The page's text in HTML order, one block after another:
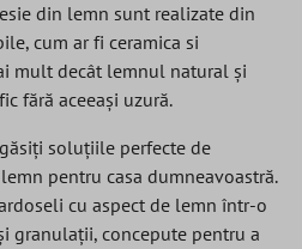
din lemn sunt realizate din
cum ar fi ceramica si
mult decât lemnul natural și
fără aceeași uzură.
soluțiile perfecte de
pentru casa dumneavoastră.
cu aspect de lemn într-o
granulații, concepute pentru a